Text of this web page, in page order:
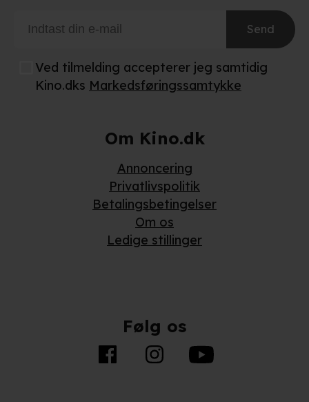
Send
Ved tilmelding accepterer jeg samtidig
Kino.dks Markedsføringssamtykke
Om Kino.dk
Annoncering
Privatlivspolitik
Betalingsbetingelser
Om os
Ledige stillinger
Følg os